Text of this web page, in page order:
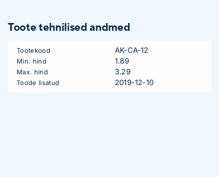
Toote tehnilised andmed
Tootekood AK-CA-12
Min. hind 1.89
Max. hind 3.29
Toode lisatud 2019-12-10